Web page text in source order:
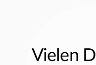
Vielen